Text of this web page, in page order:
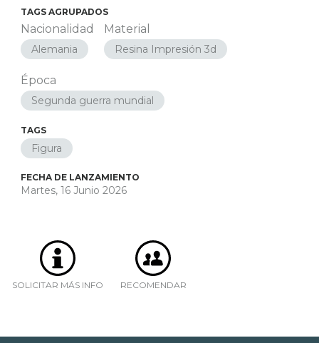
TAGS AGRUPADOS
Nacionalidad
Alemania
Material
Resina Impresión 3d
Época
Segunda guerra mundial
TAGS
Figura
FECHA DE LANZAMIENTO
Martes, 16 Junio 2026
SOLICITAR MÁS INFO RECOMENDAR